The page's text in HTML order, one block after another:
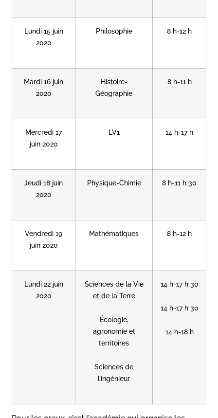
Lundi 15 juin
2020
Philosophie 8 h-12 h
Mardi 16 juin
2020
Histoire-
Géographie
8 h-11 h
Mercredi 17
juin 2020
LV1 14 h-17 h
Jeudi 18 juin
2020
Physique-Chimie 8 h-11 h 30
Vendredi 19
juin 2020
Mathématiques 8 h-12 h
Lundi 22 juin
2020
Sciences de la Vie
et de la Terre
Écologie,
agronomie et
territoires
Sciences de
l’ingénieur
14 h-17 h 30
14 h-17 h 30
14 h-18 h